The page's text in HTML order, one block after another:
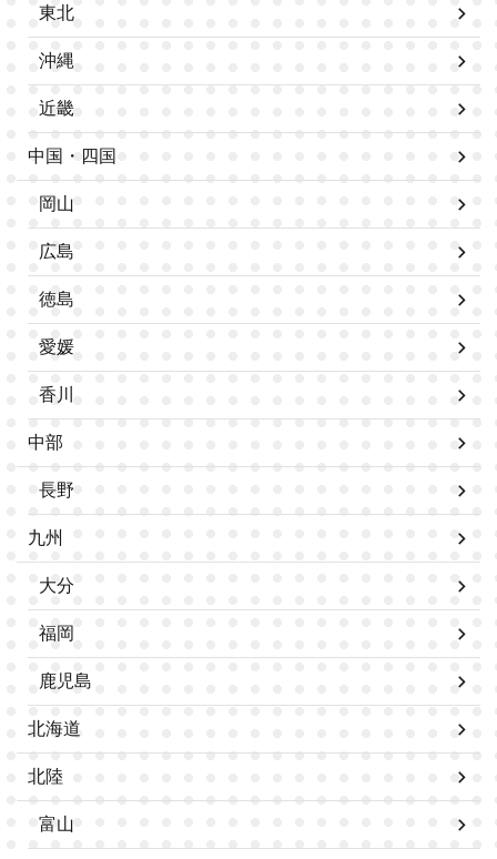
東北
沖縄
近畿
中国・四国
岡山
広島
徳島
愛媛
香川
中部
長野
九州
大分
福岡
鹿児島
北海道
北陸
富山